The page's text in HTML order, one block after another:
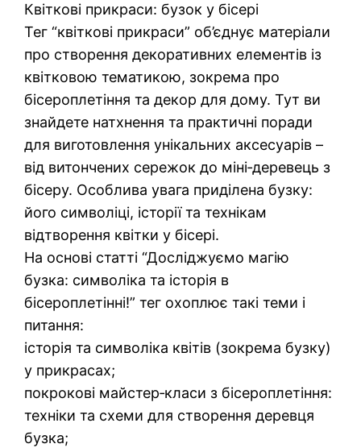
Квіткові прикраси: бузок у бісері
Тег “квіткові прикраси” об’єднує матеріали
про створення декоративних елементів із
квітковою тематикою, зокрема про
бісероплетіння та декор для дому. Тут ви
знайдете натхнення та практичні поради
для виготовлення унікальних аксесуарів –
від витончених сережок до міні‑деревець з
бісеру. Особлива увага приділена бузку:
його символіці, історії та технікам
відтворення квітки у бісері.
На основі статті “Досліджуємо магію
бузка: символіка та історія в
бісероплетінні!” тег охоплює такі теми і
питання:
історія та символіка квітів (зокрема бузку)
у прикрасах;
покрокові майстер‑класи з бісероплетіння:
техніки та схеми для створення деревця
бузка;